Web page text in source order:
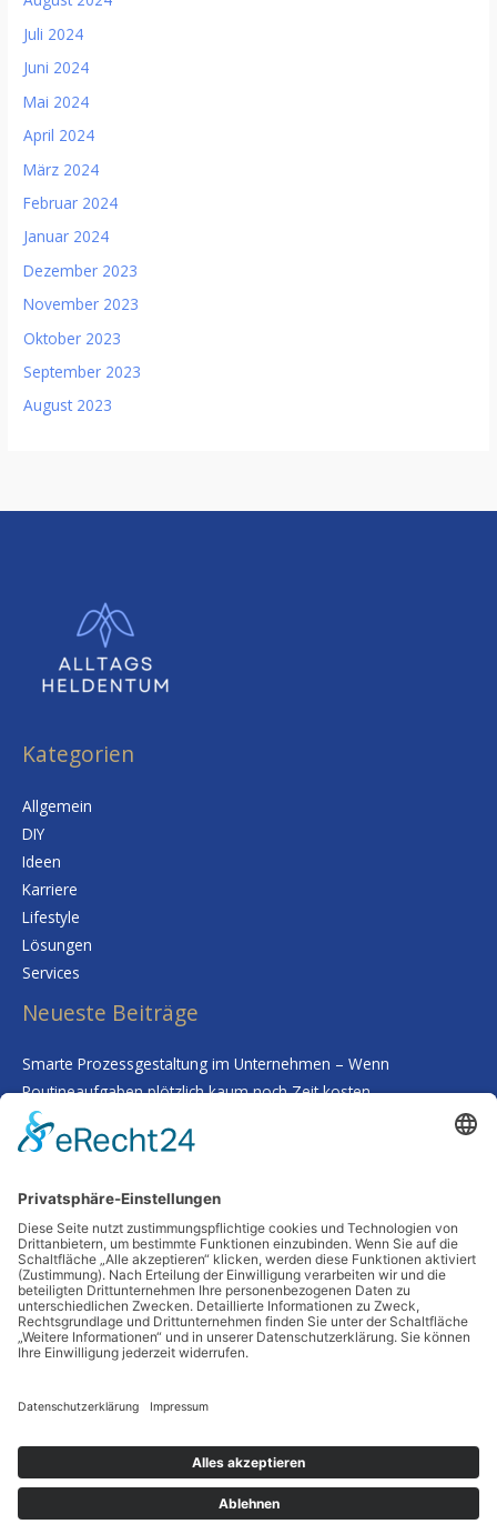
Juli 2024
Juni 2024
Mai 2024
April 2024
März 2024
Februar 2024
Januar 2024
Dezember 2023
November 2023
Oktober 2023
September 2023
August 2023
Kategorien
Allgemein
DIY
Ideen
Karriere
Lifestyle
Lösungen
Services
Neueste Beiträge
Smarte Prozessgestaltung im Unternehmen – Wenn
Routineaufgaben plötzlich kaum noch Zeit kosten
Deine Haut als Spiegel: Warum Tiefenreinigung und gezielte
Nährstoffe alles verändern
übersehen
Schutz vor Feuchtigkeit: So bleibt Ihr Zuhause auch in
Jahrzehnten stabil
Frische Impulse für Kopf und Körper: Wie du unterwegs mit
Bewegung und Natur neue Energie tankst
Schlagwörter
Copyright © 2026 Alltagsheldentum